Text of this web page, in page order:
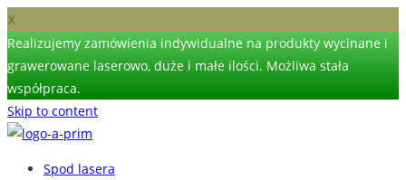
X
Realizujemy zamówienia indywidualne na produkty wycinane i
grawerowane laserowo, duże i małe ilości. Możliwa stała
współpraca.
Skip to content
Spod lasera